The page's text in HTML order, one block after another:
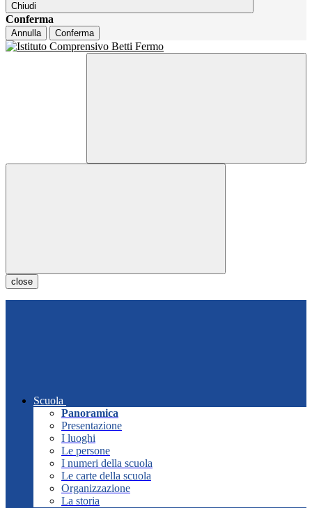
Chiudi
Conferma
Annulla Conferma
close
Scuola
Panoramica
Presentazione
I luoghi
Le persone
I numeri della scuola
Le carte della scuola
Organizzazione
La storia